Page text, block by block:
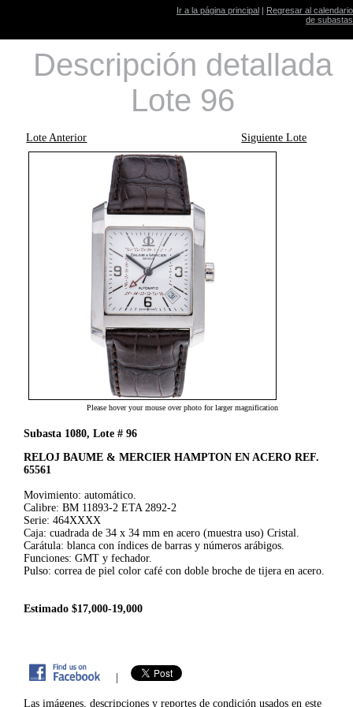
Ir a la página principal | Regresar al calendario
de subastas
Descripción detallada
Lote 96
Lote Anterior Siguiente Lote
Please hover your mouse over photo for larger magnification
Subasta 1080, Lote # 96
RELOJ BAUME & MERCIER HAMPTON EN ACERO REF.
65561
Movimiento: automático.
Calibre: BM 11893-2 ETA 2892-2
Serie: 464XXXX
Caja: cuadrada de 34 x 34 mm en acero (muestra uso) Cristal.
Carátula: blanca con índices de barras y números arábigos.
Funciones: GMT y fechador.
Pulso: correa de piel color café con doble broche de tijera en acero.
Estimado $17,000-19,000
|
Las imágenes, descripciones y reportes de condición usados en este